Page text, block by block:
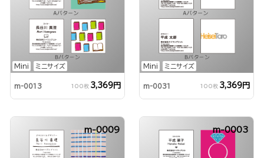
Mini ミニサイズ
m-0013 100枚 3,369円
Mini ミニサイズ
m-0031 100枚 3,369円
m-0009 m-0003